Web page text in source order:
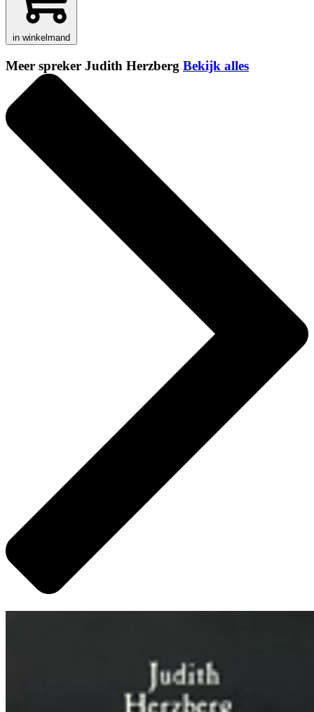
in winkelmand
Meer spreker Judith Herzberg Bekijk alles